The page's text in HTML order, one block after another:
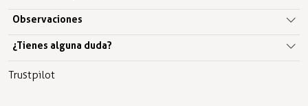
Observaciones
¿Tienes alguna duda?
Trustpilot